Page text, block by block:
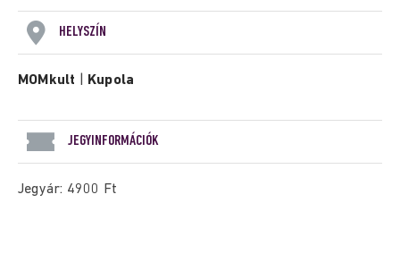
HELYSZÍN
MOMkult Kupola
JEGYINFORMÁCIÓK
Jegyár: 4900 Ft